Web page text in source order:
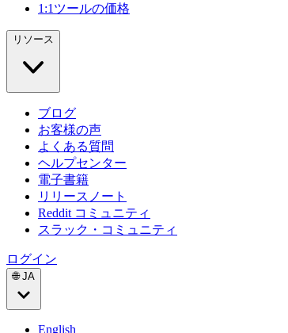
1:1ツールの価格
リソース
ブログ
お客様の声
よくある質問
ヘルプセンター
電子書籍
リリースノート
Reddit コミュニティ
スラック・コミュニティ
ログイン
🌐 JA
English